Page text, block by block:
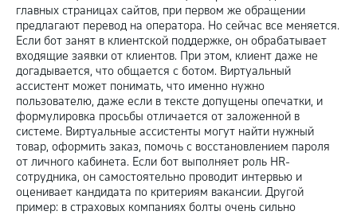
главных страницах сайтов, при первом же обращении
предлагают перевод на оператора. Но сейчас все меняется.
Если бот занят в клиентской поддержке, он обрабатывает
входящие заявки от клиентов. При этом, клиент даже не
догадывается, что общается с ботом. Виртуальный
ассистент может понимать, что именно нужно
пользователю, даже если в тексте допущены опечатки, и
формулировка просьбы отличается от заложенной в
системе. Виртуальные ассистенты могут найти нужный
товар, оформить заказ, помочь с восстановлением пароля
от личного кабинета. Если бот выполняет роль HR-
сотрудника, он самостоятельно проводит интервью и
оценивает кандидата по критериям вакансии. Другой
пример: в страховых компаниях болты очень сильно